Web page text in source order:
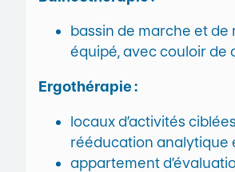
bassin de marche et de
équipé, avec couloir
Ergothérapie :
locaux d’activités
rééducation analytique
appartement